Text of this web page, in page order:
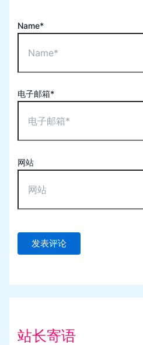
Name*
电子邮箱*
网站
站长寄语